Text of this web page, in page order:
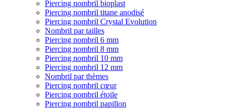
Piercing nombril bioplast
Piercing nombril titane anodisé
Piercing nombril Crystal Evolution
Nombril par tailles
Piercing nombril 6 mm
Piercing nombril 8 mm
Piercing nombril 10 mm
Piercing nombril 12 mm
Nombril par thèmes
Piercing nombril cœur
Piercing nombril étoile
Piercing nombril papillon